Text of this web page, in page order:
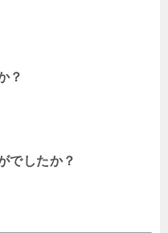
？
でしたか？